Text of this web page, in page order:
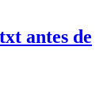
antes de